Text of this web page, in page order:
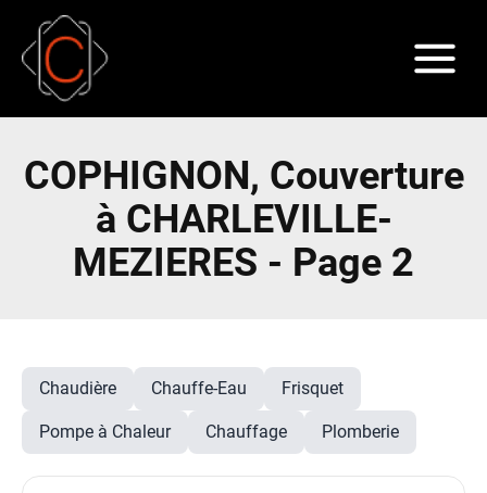
COPHIGNON, Couverture
à CHARLEVILLE-
MEZIERES - Page 2
Chaudière Chauffe-Eau Frisquet
Pompe à Chaleur Chauffage Plomberie